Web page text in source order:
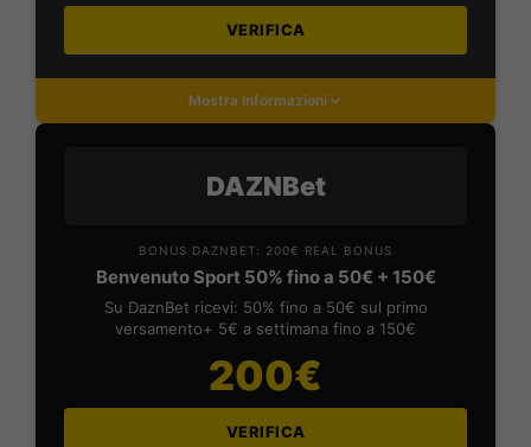
VERIFICA
Mostra Informazioni
DAZNBet
BONUS DAZNBET: 200€ REAL BONUS
Benvenuto Sport 50% fino a 50€ + 150€
Su DaznBet ricevi: 50% fino a 50€ sul primo
versamento+ 5€ a settimana fino a 150€
200€
VERIFICA